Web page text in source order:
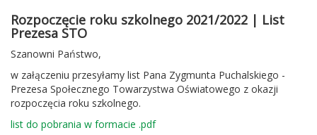
Rozpoczęcie roku szkolnego 2021/2022 | List
Prezesa STO
Szanowni Państwo,
w załączeniu przesyłamy list Pana Zygmunta Puchalskiego -
Prezesa Społecznego Towarzystwa Oświatowego z okazji
rozpoczęcia roku szkolnego.
list do pobrania w formacie .pdf